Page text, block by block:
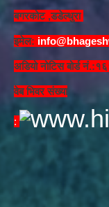
बगरकोट ,डडेल्धुरा
इमेल:
अडियो नोटिस बोर्ड
वेब भिवर संख्या
: ​